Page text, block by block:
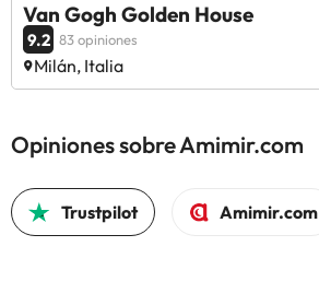
Van Gogh Golden House
9.2 83 opiniones
Milán, Italia
Opiniones sobre Amimir.com
Trustpilot Amimir.com